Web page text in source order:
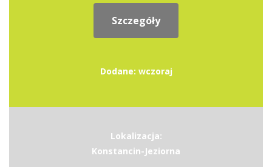
Szczegóły
Dodane: wczoraj
Lokalizacja:
Konstancin-Jeziorna